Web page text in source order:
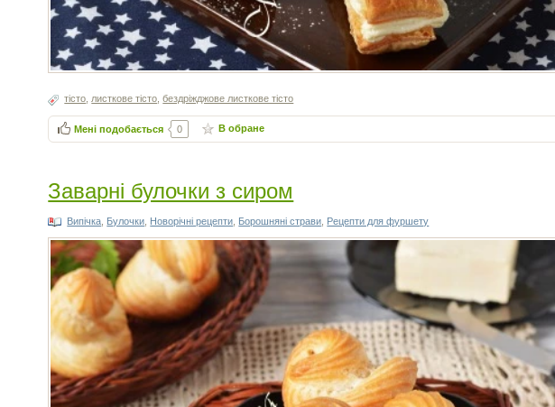
тісто листкове тісто ,бездріжджове листкове тісто
Мені подобається 0 В обране
Заварні булочки з сиром
Випічка Булочки Новорічні рецепти Борошняні страви Рецепти для фуршету